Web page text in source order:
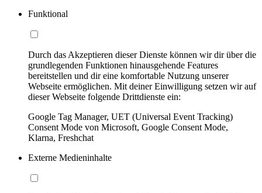
Funktional
Durch das Akzeptieren dieser Dienste können wir dir über die
grundlegenden Funktionen hinausgehende Features
bereitstellen und dir eine komfortable Nutzung unserer
Webseite ermöglichen. Mit deiner Einwilligung setzen wir auf
dieser Webseite folgende Drittdienste ein:
Google Tag Manager, UET (Universal Event Tracking)
Consent Mode von Microsoft, Google Consent Mode,
Klarna, Freshchat
Externe Medieninhalte